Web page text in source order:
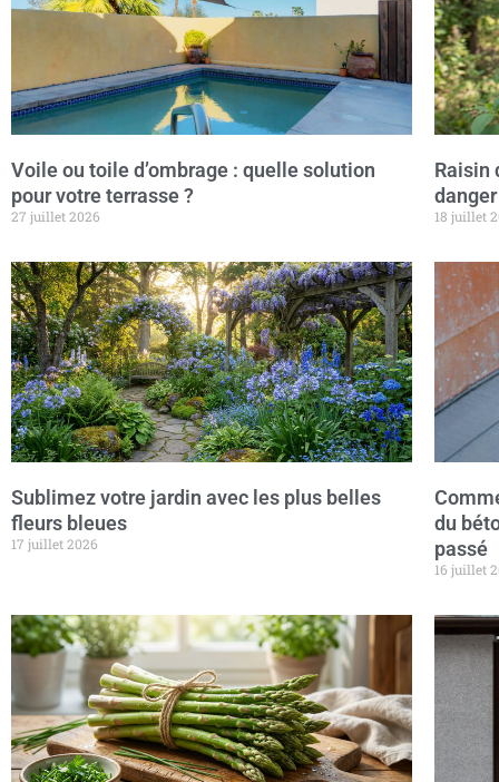
Voile ou toile d’ombrage : quelle solution
pour votre terrasse ?
27 juillet 2026
Raisin
danger
18 juillet
Sublimez votre jardin avec les plus belles
fleurs bleues
17 juillet 2026
du
passé
16 juillet